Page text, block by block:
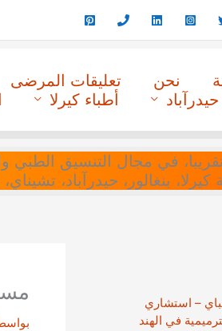
نحن تعليقات المرضى
أطباء كيرلا
منذ ١٦ سنة تقريبا، في مجال
بنغالور، حيدرآباد،
– استشاري
في الهند